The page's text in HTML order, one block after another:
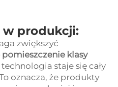
produkcji:
zwiększyć
pomieszczenie klasy
staje się cały
oznacza, że produkty